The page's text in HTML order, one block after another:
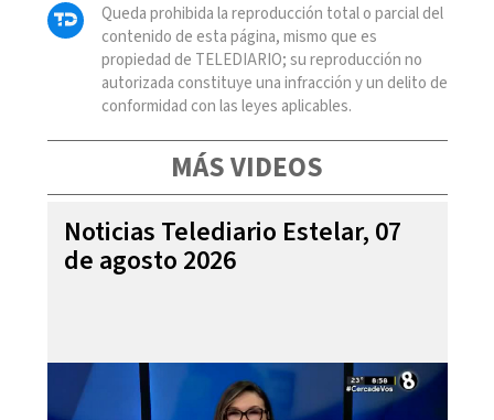
Queda prohibida la reproducción total o parcial del
contenido de esta página, mismo que es
propiedad de TELEDIARIO; su reproducción no
autorizada constituye una infracción y un delito de
conformidad con las leyes aplicables.
MÁS VIDEOS
Noticias Telediario Estelar, 07
de agosto 2026